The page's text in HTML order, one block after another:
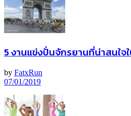
5 งานแข่งปั่นจักรยานที่น่าสนใจ
by FatxRun
07/01/2019